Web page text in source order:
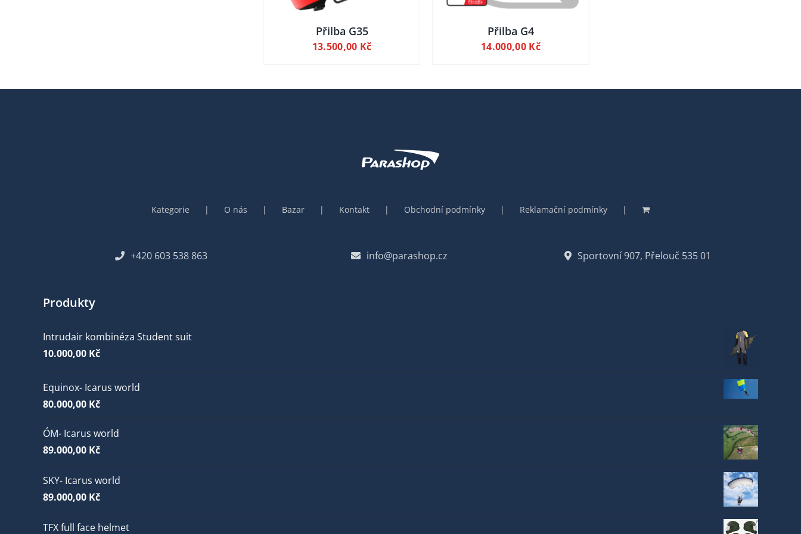
Přilba G35
13.500,00 Kč
LZE
VYBRAT
STRÁNCE
Přilba G4
14.000,00 Kč
Kategorie O nás Bazar Kontakt Obchodní podmínky Reklamační podmínky
+420 603 538 863 info@parashop.cz Sportovní 907, Přelouč 535 01
Produkty
Intrudair kombinéza Student suit
10.000,00 Kč
Equinox- Icarus world
80.000,00 Kč
ÓM- Icarus world
89.000,00 Kč
SKY- Icarus world
89.000,00 Kč
TFX full face helmet